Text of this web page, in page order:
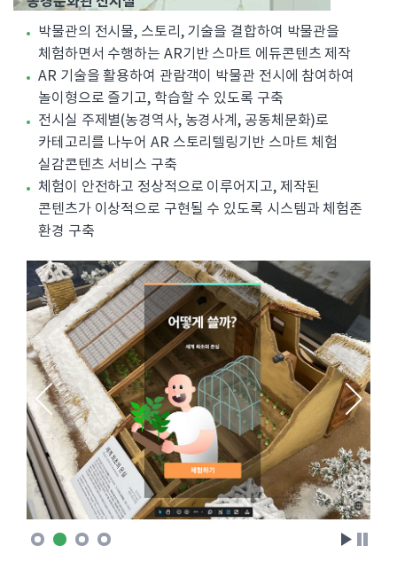
박물관의 전시물, 스토리, 기술을 결합하여 박물관을
체험하면서 수행하는 AR기반 스마트 에듀콘텐츠 제작
AR 기술을 활용하여 관람객이 박물관 전시에 참여하여
놀이형으로 즐기고, 학습할 수 있도록 구축
전시실 주제별(농경역사, 농경사계, 공동체문화)로
카테고리를 나누어 AR 스토리텔링기반 스마트 체험
실감콘텐츠 서비스 구축
체험이 안전하고 정상적으로 이루어지고, 제작된
콘텐츠가 이상적으로 구현될 수 있도록 시스템과 체험존
환경 구축